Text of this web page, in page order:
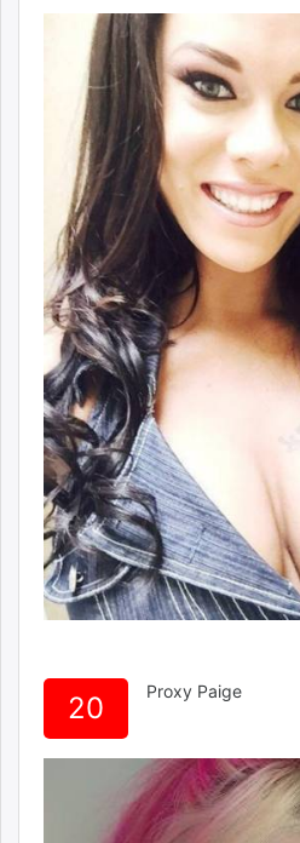
20 Proxy Paige